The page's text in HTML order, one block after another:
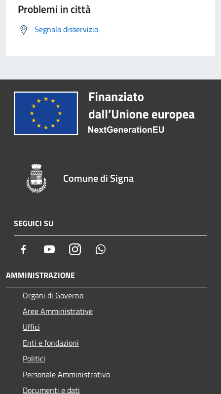
Problemi in città
Segnala disservizio
Comune di Signa
SEGUICI SU
Facebook YoutubeInstagram
AMMINISTRAZIONE
Organi di Governo
Aree Amministrative
Uffici
Enti e fondazioni
Politici
Personale Amministrativo
Documenti e dati